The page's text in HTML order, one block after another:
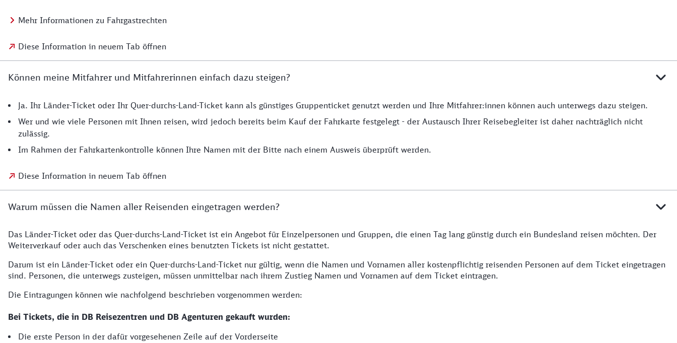
Mehr Informationen zu Fahrgastrechten
Diese Information in neuem Tab öffnen
Können meine Mitfahrer und Mitfahrerinnen einfach dazu steigen?
Ja. Ihr Länder-Ticket oder Ihr Quer-durchs-Land-Ticket kann als günstiges Gruppenticket genutzt werden und Ihre Mitfahrer:innen können auch unterwegs dazu steigen.
Wer und wie viele Personen mit Ihnen reisen, wird jedoch bereits beim Kauf der Fahrkarte festgelegt - der Austausch Ihrer Reisebegleiter ist daher nachträglich nicht
zulässig.
Im Rahmen der Fahrkartenkontrolle können Ihre Namen mit der Bitte nach einem Ausweis überprüft werden.
Diese Information in neuem Tab öffnen
Warum müssen die Namen aller Reisenden eingetragen werden?
Das Länder-Ticket oder das Quer-durchs-Land-Ticket ist ein Angebot für Einzelpersonen und Gruppen, die einen Tag lang günstig durch ein Bundesland reisen möchten. Der
Weiterverkauf oder auch das Verschenken eines benutzten Tickets ist nicht gestattet.
Darum ist ein Länder-Ticket oder ein Quer-durchs-Land-Ticket nur gültig, wenn die Namen und Vornamen aller kostenpflichtig reisenden Personen auf dem Ticket eingetragen
sind. Personen, die unterwegs zusteigen, müssen unmittelbar nach ihrem Zustieg Namen und Vornamen auf dem Ticket eintragen.
Die Eintragungen können wie nachfolgend beschrieben vorgenommen werden:
Bei Tickets, die in DB Reisezentren und DB Agenturen gekauft wurden:
Die erste Person in der dafür vorgesehenen Zeile auf der Vorderseite